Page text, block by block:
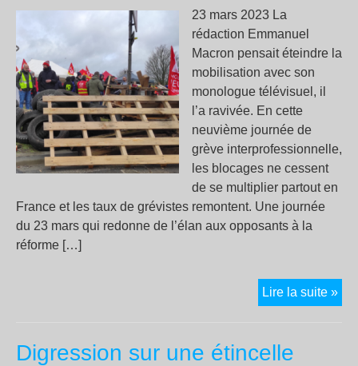
23 mars 2023 La
rédaction Emmanuel
Macron pensait éteindre la
mobilisation avec son
monologue télévisuel, il
l’a ravivée. En cette
neuvième journée de
grève interprofessionnelle,
les blocages ne cessent
de se multiplier partout en
France et les taux de grévistes remontent. Une journée
du 23 mars qui redonne de l’élan aux opposants à la
réforme […]
Lire la suite »
Digression sur une étincelle